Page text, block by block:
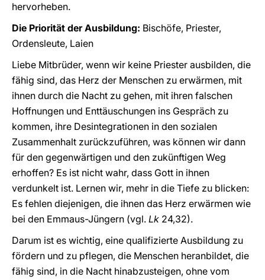
hervorheben.
Die Priorität der Ausbildung: Bischöfe, Priester,
Ordensleute, Laien
Liebe Mitbrüder, wenn wir keine Priester ausbilden, die
fähig sind, das Herz der Menschen zu erwärmen, mit
ihnen durch die Nacht zu gehen, mit ihren falschen
Hoffnungen und Enttäuschungen ins Gespräch zu
kommen, ihre Desintegrationen in den sozialen
Zusammenhalt zurückzuführen, was können wir dann
für den gegenwärtigen und den zukünftigen Weg
erhoffen? Es ist nicht wahr, dass Gott in ihnen
verdunkelt ist. Lernen wir, mehr in die Tiefe zu blicken:
Es fehlen diejenigen, die ihnen das Herz erwärmen wie
bei den Emmaus-Jüngern (vgl. Lk 24,32).
Darum ist es wichtig, eine qualifizierte Ausbildung zu
fördern und zu pflegen, die Menschen heranbildet, die
fähig sind, in die Nacht hinabzusteigen, ohne vom